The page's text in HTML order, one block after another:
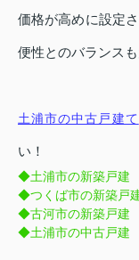
価格が高めに設定
便性とのバランスも
土浦市の中古戸建て
い！
◆土浦市の新築戸建
◆つくば市の新築戸
◆古河市の新築戸建
◆土浦市の中古戸建